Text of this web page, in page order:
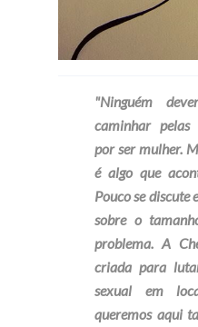
"Ninguém
caminhar pelas
por ser mulher.
é algo que
Pouco se discute
sobre o
problema. A
criada para
sexual em
queremos aqui